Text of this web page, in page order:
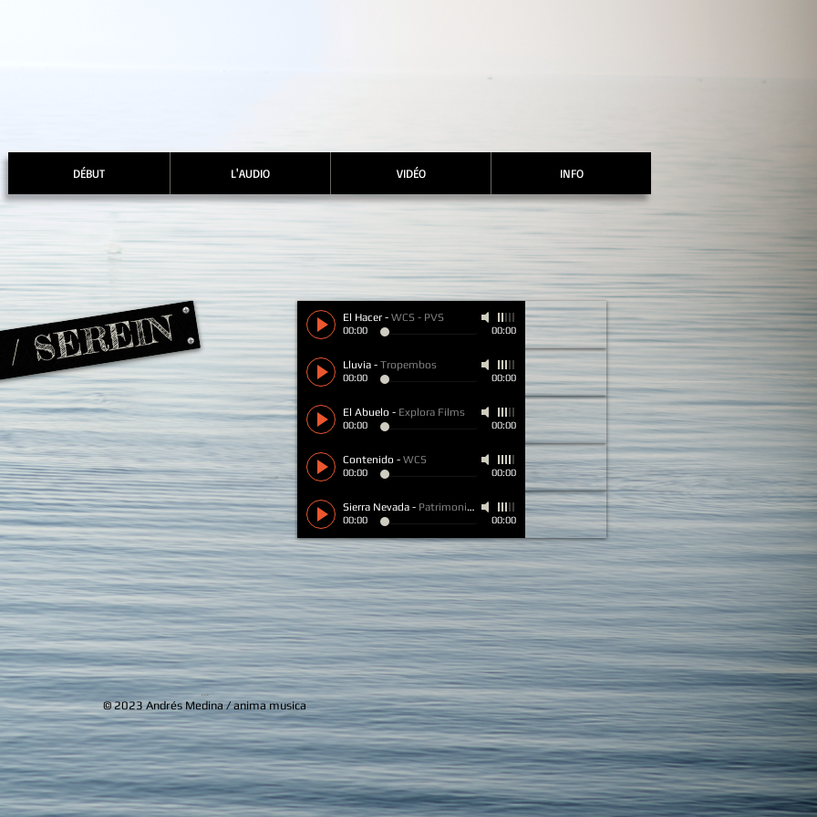
DÉBUT L'AUDIO VIDÉO INFO
SEREIN El Hacer - WCS - PVS
00:00 00:00
Lluvia - Tropembos
00:00 00:00
El Abuelo - Explora Films
00:00 00:00
Contenido - WCS
00:00 00:00
Sierra Nevada - Patrimonio Nacional
00:00 00:00
...
© 2023 Andrés Medina / anima musica